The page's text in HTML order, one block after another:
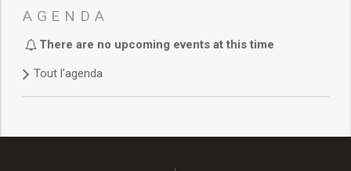
Délibérations 2019
Délibérations 2018
Délibérations 2016
Délibérations 2015
Délibérations 2013
AGENDA
There are no upcoming events at this time
Tout l'agenda